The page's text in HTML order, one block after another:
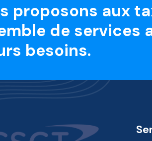
proposons aux
de services
besoins.